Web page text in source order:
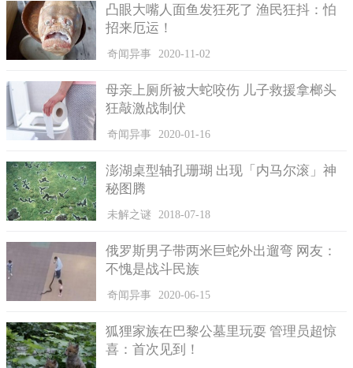
凸眼大嘴人面鱼发狂死了 渔民狂抖：怕
招来厄运！
奇闻异事 2020-11-02
母亲上厕所被大蛇咬伤 儿子救援拿榔头
狂敲激战制伏
奇闻异事 2020-01-16
澎湖桌型轴孔珊瑚 出现「内马尔滚」神
秘图腾
未解之谜 2018-07-18
俄罗斯男子带两米巨蛇外出遛弯 网友：
不愧是战斗民族
奇闻异事 2020-06-15
狐狸家族在巴黎公墓里玩耍 管理员超惊
喜：首次见到！